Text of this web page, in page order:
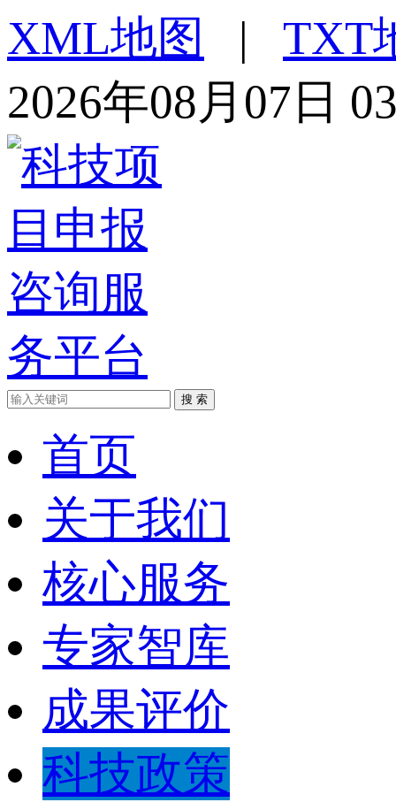
XML地图 | TXT
2026年08月07日
搜 索
首页
关于我们
核心服务
专家智库
成果评价
科技政策